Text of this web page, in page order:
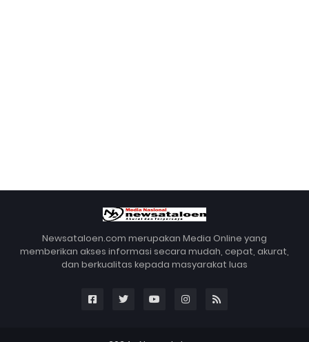
Newsataloen.com merupakan Media Online yang
memberikan akses informasi secara mudah, cepat, akurat,
dan berkualitas kepada masyarakat luas